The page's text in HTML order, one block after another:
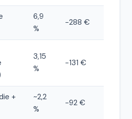
6,9
%
−288 €
3,15
%
−131 €
+
~2,2
%
−92 €